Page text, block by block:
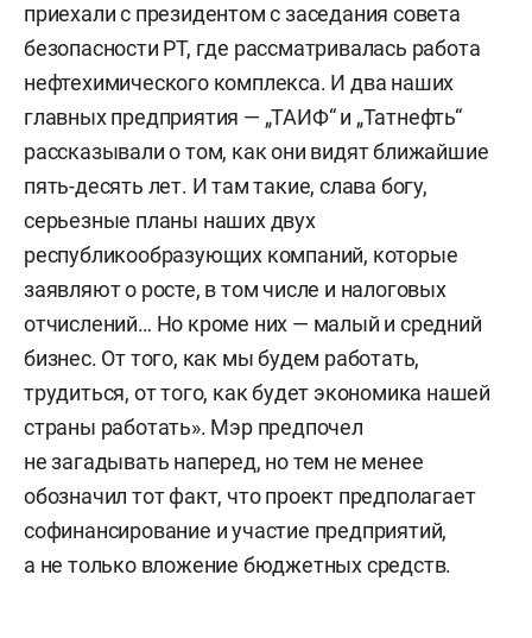
приехали с президентом с заседания совета
безопасности РТ, где рассматривалась работа
нефтехимического комплекса. И два наших
главных предприятия — „ТАИФ“ и „Татнефть“
рассказывали о том, как они видят ближайшие
пять-десять лет. И там такие, слава богу,
серьезные планы наших двух
республикообразующих компаний, которые
заявляют о росте, в том числе и налоговых
отчислений… Но кроме них — малый и средний
бизнес. От того, как мы будем работать,
трудиться, от того, как будет экономика нашей
страны работать». Мэр предпочел
не загадывать наперед, но тем не менее
обозначил тот факт, что проект предполагает
софинансирование и участие предприятий,
а не только вложение бюджетных средств.